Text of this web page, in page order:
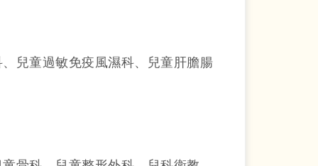
兒童過敏免疫風濕科、兒童肝膽腸